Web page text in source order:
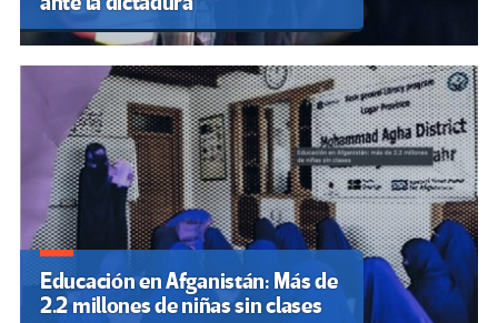
Educación en Afganistán: Más de
2.2 millones de niñas sin clases